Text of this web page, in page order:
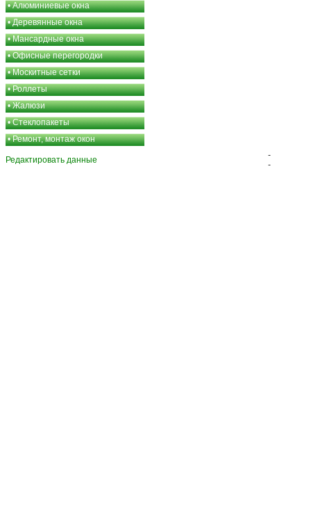
•Алюминиевые окна
•Деревянные окна
•Мансардные окна
•Офисные перегородки
•Москитные сетки
•Роллеты
•Жалюзи
•Стеклопакеты
•Ремонт, монтаж окон
Редактировать данные
-
-